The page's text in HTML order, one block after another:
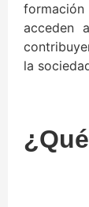
acceden
la